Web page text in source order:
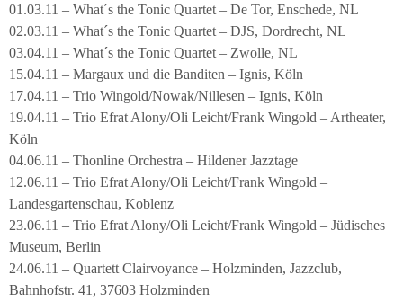
01.03.11 – What´s the Tonic Quartet – De Tor, Enschede, NL
02.03.11 – What´s the Tonic Quartet – DJS, Dordrecht, NL
03.04.11 – What´s the Tonic Quartet – Zwolle, NL
15.04.11 – Margaux und die Banditen – Ignis, Köln
17.04.11 – Trio Wingold/Nowak/Nillesen – Ignis, Köln
19.04.11 – Trio Efrat Alony/Oli Leicht/Frank Wingold – Artheater,
Köln
04.06.11 – Thonline Orchestra – Hildener Jazztage
12.06.11 – Trio Efrat Alony/Oli Leicht/Frank Wingold –
Landesgartenschau, Koblenz
23.06.11 – Trio Efrat Alony/Oli Leicht/Frank Wingold – Jüdisches
Museum, Berlin
24.06.11 – Quartett Clairvoyance – Holzminden, Jazzclub,
Bahnhofstr. 41, 37603 Holzminden